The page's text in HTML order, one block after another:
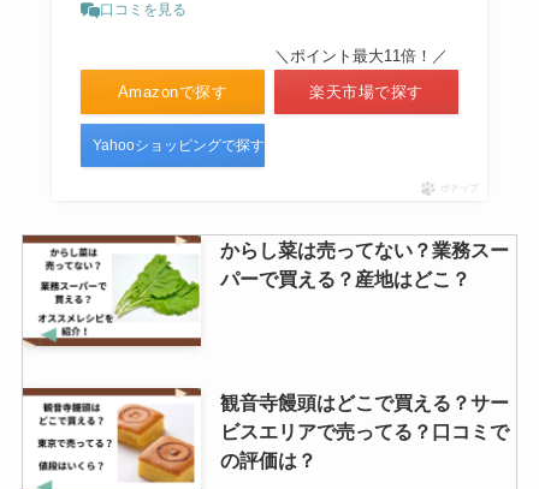
口コミを見る
Amazonで探す
＼ポイント最大11倍！／
楽天市場で探す
Yahooショッピングで探す
ポチップ
からし菜は売ってない？業務スー
パーで買える？産地はどこ？
観音寺饅頭はどこで買える？サー
ビスエリアで売ってる？口コミで
の評価は？